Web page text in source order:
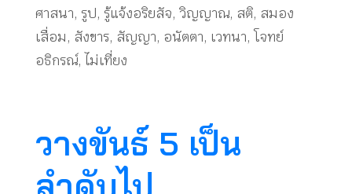
ศาสนา, รูป, รู้แจ้งอริยสัจ, วิญญาณ, สติ, สมอง
เสื่อม, สังขาร, สัญญา, อนัตตา, เวทนา, โจทย์
อธิกรณ์, ไม่เที่ยง
วางขันธ์ 5 เป็น